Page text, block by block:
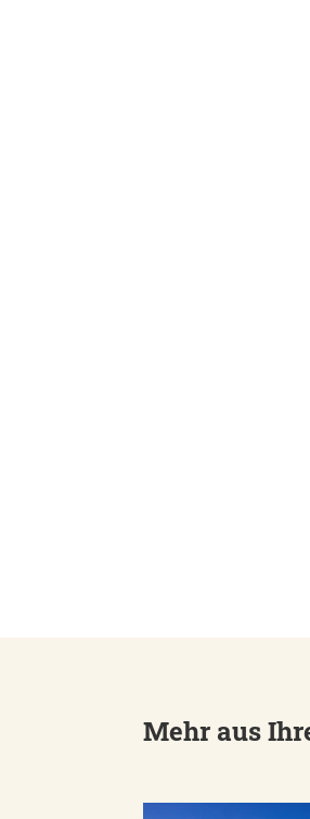
Mehr aus